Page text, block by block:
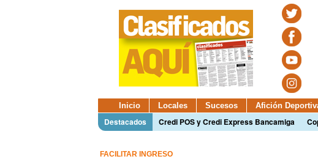
Inicio Locales Sucesos Afición
Destacados Credi POS y Credi Express Bancamiga
FACILITAR INGRESO